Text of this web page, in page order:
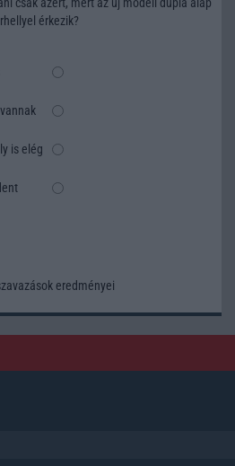
érkezik?
is elég
eredményei